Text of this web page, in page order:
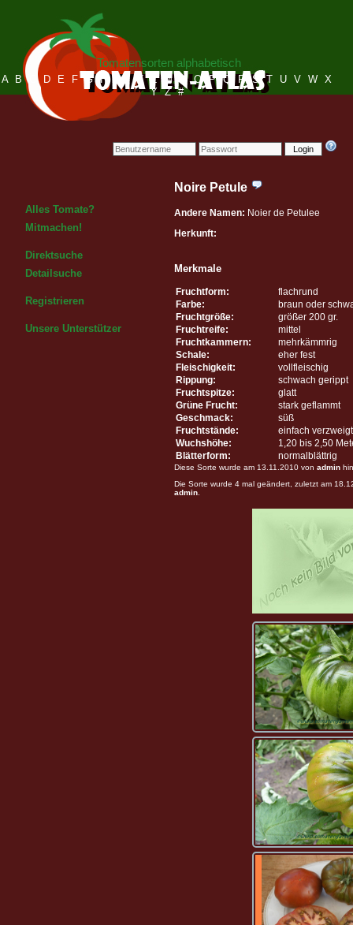
Login
Tomatensorten alphabetisch
A B C D E F G H I J K L M N O P Q R S T U V W X
Y Z #
Alles Tomate?
Mitmachen!
Direktsuche
Detailsuche
Registrieren
Unsere Unterstützer
Noire Petule
Andere Namen: Noier de Petulee
Herkunft:
Merkmale
Fruchtform:
flachrund
Farbe:
braun oder
Fruchtgröße:
größer 200 gr.
Fruchtreife:
mittel
Fruchtkammern:
mehrkämmrig
Schale:
eher fest
Fleischigkeit:
vollfleischig
Rippung:
schwach gerippt
Fruchtspitze:
glatt
Grüne Frucht:
stark geflammt
Geschmack:
süß
Fruchtstände:
einfach verzweigt
Wuchshöhe:
1,20 bis 2,50
Blätterform:
normalblättrig
Diese Sorte wurde am 13.11.2010 von admin
Die Sorte wurde 4 mal geändert, zuletzt am
admin